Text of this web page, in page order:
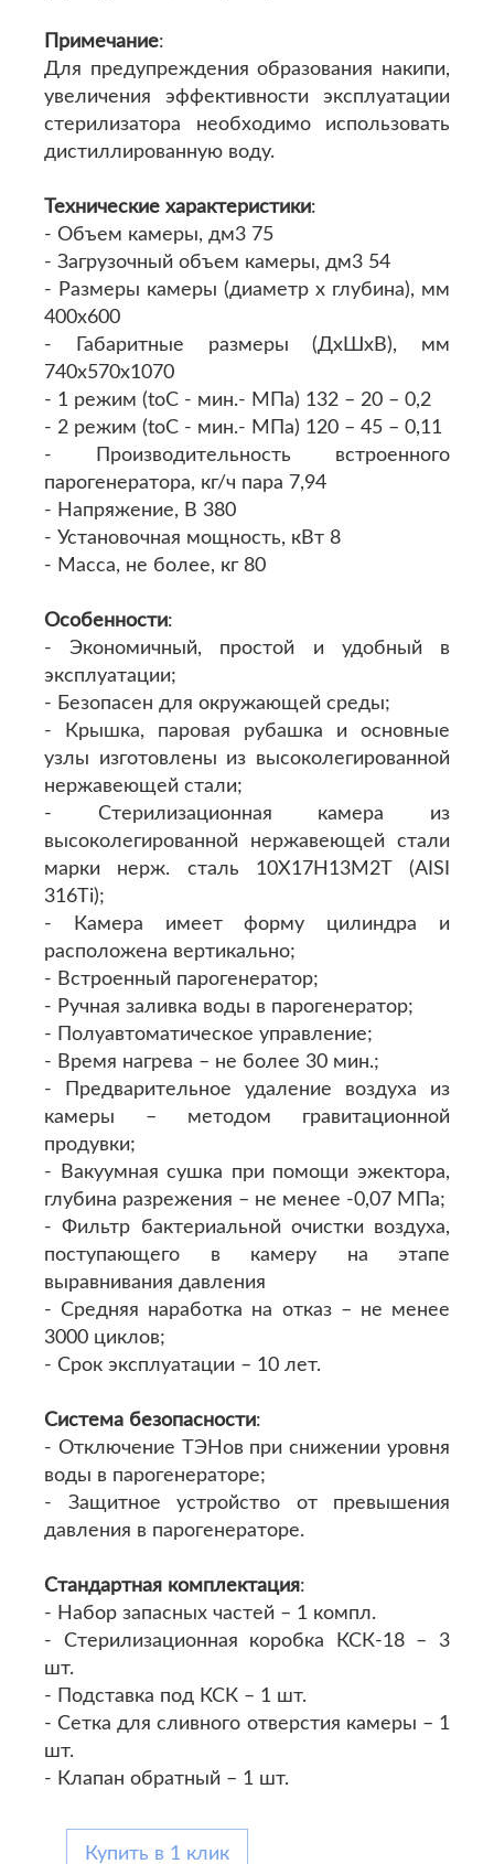
Примечание:
Для предупреждения образования накипи,
увеличения эффективности эксплуатации
стерилизатора необходимо использовать
дистиллированную воду.
Технические характеристики:
- Объем камеры, дм3 75
- Загрузочный объем камеры, дм3 54
- Размеры камеры (диаметр х глубина), мм
400х600
- Габаритные размеры (ДхШхВ), мм
740х570х1070
- 1 режим (toC - мин.- МПа) 132 – 20 – 0,2
- 2 режим (toC - мин.- МПа) 120 – 45 – 0,11
- Производительность встроенного
парогенератора, кг/ч пара 7,94
- Напряжение, В 380
- Установочная мощность, кВт 8
- Масса, не более, кг 80
Особенности:
- Экономичный, простой и удобный в
эксплуатации;
- Безопасен для окружающей среды;
- Крышка, паровая рубашка и основные
узлы изготовлены из высоколегированной
нержавеющей стали;
- Стерилизационная камера из
высоколегированной нержавеющей стали
марки нерж. сталь 10Х17Н13М2Т (AISI
316Ti);
- Камера имеет форму цилиндра и
расположена вертикально;
- Встроенный парогенератор;
- Ручная заливка воды в парогенератор;
- Полуавтоматическое управление;
- Время нагрева – не более 30 мин.;
- Предварительное удаление воздуха из
камеры – методом гравитационной
продувки;
- Вакуумная сушка при помощи эжектора,
глубина разрежения – не менее -0,07 МПа;
- Фильтр бактериальной очистки воздуха,
поступающего в камеру на этапе
выравнивания давления
- Средняя наработка на отказ – не менее
3000 циклов;
- Срок эксплуатации – 10 лет.
Система безопасности:
- Отключение ТЭНов при снижении уровня
воды в парогенераторе;
- Защитное устройство от превышения
давления в парогенераторе.
Стандартная комплектация:
- Набор запасных частей – 1 компл.
- Стерилизационная коробка КСК-18 – 3
шт.
- Подставка под КСК – 1 шт.
- Сетка для сливного отверстия камеры – 1
шт.
- Клапан обратный – 1 шт.
Купить в 1 клик